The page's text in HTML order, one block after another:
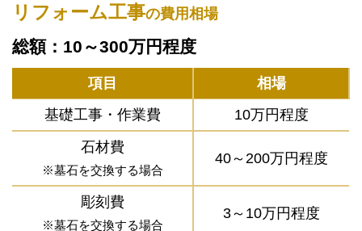
リフォーム工事の費用相場
総額：10～300万円程度
項目
相場
基礎工事・作業費
10万円程度
石材費
※墓石を交換する場合
40～200万円程度
彫刻費
※墓石を交換する場合
3～10万円程度